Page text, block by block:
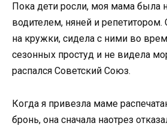
Пока дети росли, моя мама
водителем, няней и
на кружки, сидела с ними во
сезонных простуд и не видела
распался Советский Союз.
Когда я привезла маме
бронь, она сначала наотрез